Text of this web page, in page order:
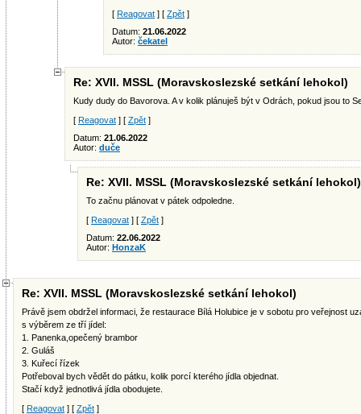
[ Reagovat ] [ Zpět ]
Datum: 21.06.2022
Autor: čekatel
Re: XVII. MSSL (Moravskoslezské setkání lehokol)
Kudy dudy do Bavorova. A v kolik plánuješ být v Odrách, pokud jsou to
[ Reagovat ] [ Zpět ]
Datum: 21.06.2022
Autor: duče
Re: XVII. MSSL (Moravskoslezské setkání lehokol)
To začnu plánovat v pátek odpoledne.
[ Reagovat ] [ Zpět ]
Datum: 22.06.2022
Autor: HonzaK
Re: XVII. MSSL (Moravskoslezské setkání lehokol)
Právě jsem obdržel informaci, že restaurace Bílá Holubice je v sobotu pro veřejnost
s výběrem ze tří jídel:
1. Panenka,opečený brambor
2. Guláš
3. Kuřecí řízek
Potřeboval bych vědět do pátku, kolik porcí kterého jídla objednat.
Stačí když jednotlivá jídla obodujete.
[ Reagovat ] [ Zpět ]